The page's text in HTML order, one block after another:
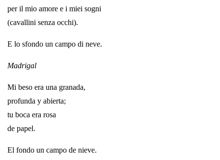
per il mio amore e i miei sogni
(cavallini senza occhi).
E lo sfondo un campo di neve.
Madrigal
Mi beso era una granada,
profunda y abierta;
tu boca era rosa
de papel.
El fondo un campo de nieve.